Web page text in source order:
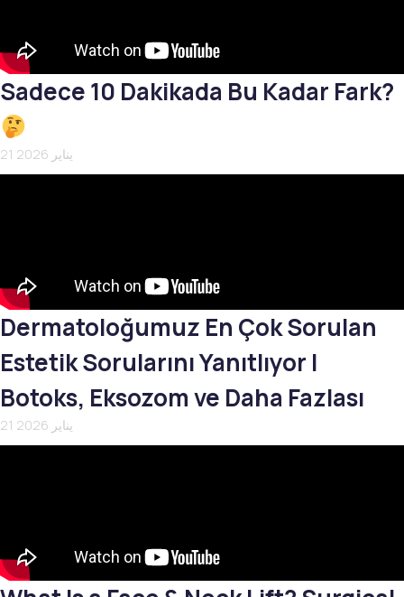
Sadece 10 Dakikada Bu Kadar Fark?
21 يناير 2026
Dermatoloğumuz En Çok Sorulan
Estetik Sorularını Yanıtlıyor |
Botoks, Eksozom ve Daha Fazlası
21 يناير 2026